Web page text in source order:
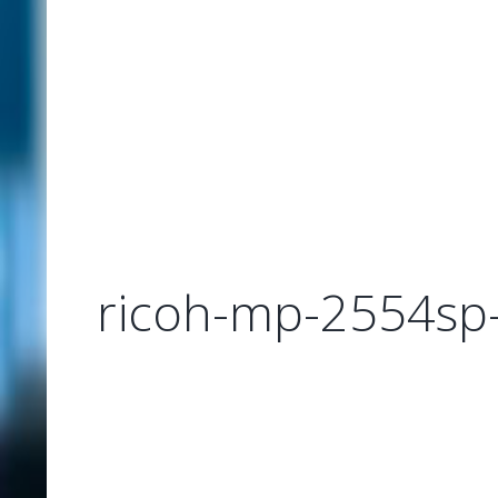
ricoh-mp-